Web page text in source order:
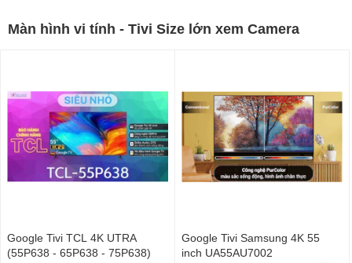
Màn hình vi tính - Tivi Size lớn xem Camera
Google Tivi TCL 4K UTRA
(55P638 - 65P638 - 75P638)
Google Tivi Samsung 4K 55
inch UA55AU7002